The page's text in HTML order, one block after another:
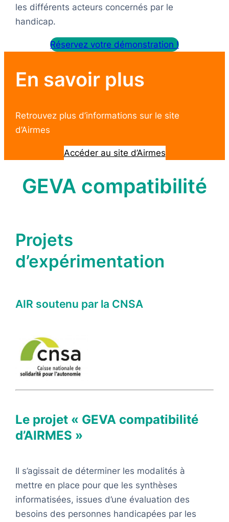
les différents acteurs concernés par le
handicap.
Réservez votre démonstration !
En savoir plus
Retrouvez plus d’informations sur le site
d’Airmes
Accéder au site d’Airmes
GEVA compatibilité
Projets
d’expérimentation
AIR soutenu par la CNSA
Le projet « GEVA compatibilité
d’AIRMES »
Il s’agissait de déterminer les modalités à
mettre en place pour que les synthèses
informatisées, issues d’une évaluation des
besoins des personnes handicapées par les